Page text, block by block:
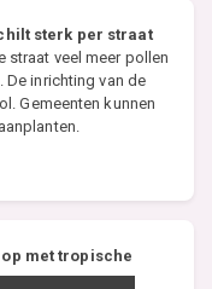
sterk per straat
straat veel meer pollen
De inrichting van de
Gemeenten kunnen
met tropische